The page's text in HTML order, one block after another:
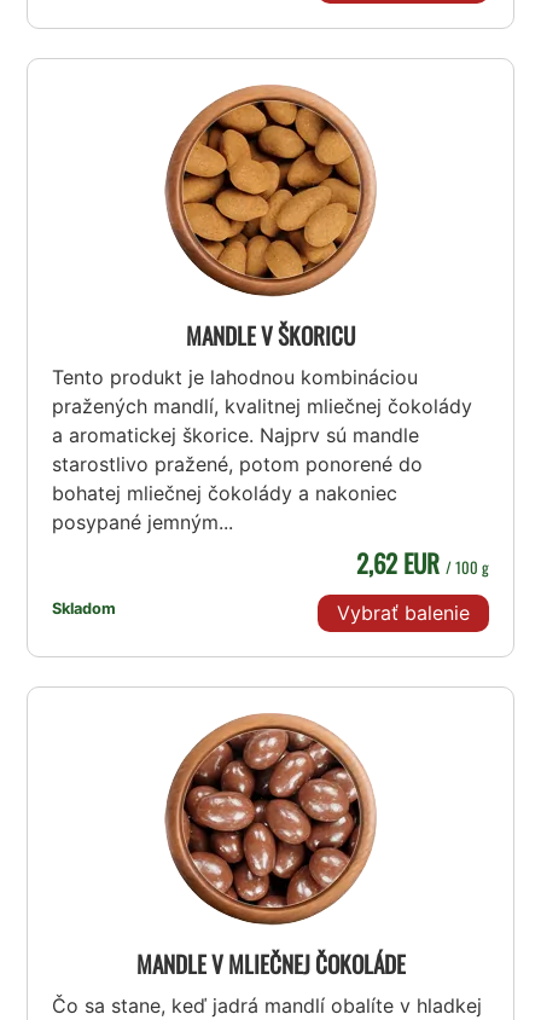
MANDLE V ŠKORICU
Tento produkt je lahodnou kombináciou
pražených mandlí, kvalitnej mliečnej čokolády
a aromatickej škorice. Najprv sú mandle
starostlivo pražené, potom ponorené do
bohatej mliečnej čokolády a nakoniec
posypané jemným...
Skladom
2,62 EUR / 100 g
Vybrať balenie
MANDLE V MLIEČNEJ ČOKOLÁDE
Čo sa stane, keď jadrá mandlí obalíte v hladkej